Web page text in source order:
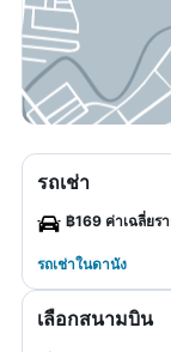
รถเช่า
฿169 ค่าเฉลี่ยร
รถเช่าในดานัง
เลือกสนามบิน